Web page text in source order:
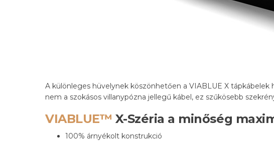
A különleges hüvelynek köszönhetően a VIABLUE X
nem a szokásos villanypózna jellegű kábel, ez szűkösebb
VIABLUE™ X-Széria a minőség
100% árnyékolt konstrukció